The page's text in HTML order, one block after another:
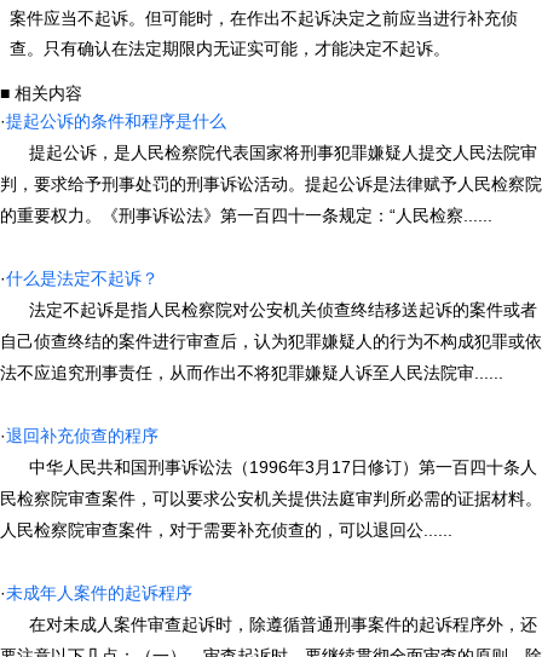
案件应当不起诉。但可能时，在作出不起诉决定之前应当进行补充侦
查。只有确认在法定期限内无证实可能，才能决定不起诉。
■ 相关内容
·提起公诉的条件和程序是什么
提起公诉，是人民检察院代表国家将刑事犯罪嫌疑人提交人民法院审
判，要求给予刑事处罚的刑事诉讼活动。提起公诉是法律赋予人民检察院
的重要权力。《刑事诉讼法》第一百四十一条规定：“人民检察......
·什么是法定不起诉？
法定不起诉是指人民检察院对公安机关侦查终结移送起诉的案件或者
自己侦查终结的案件进行审查后，认为犯罪嫌疑人的行为不构成犯罪或依
法不应追究刑事责任，从而作出不将犯罪嫌疑人诉至人民法院审......
·退回补充侦查的程序
中华人民共和国刑事诉讼法（1996年3月17日修订）第一百四十条人
民检察院审查案件，可以要求公安机关提供法庭审判所必需的证据材料。
人民检察院审查案件，对于需要补充侦查的，可以退回公......
·未成年人案件的起诉程序
在对未成人案件审查起诉时，除遵循普通刑事案件的起诉程序外，还